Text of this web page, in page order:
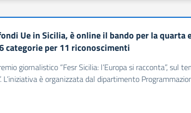
Ue in Sicilia, è online il bando per la
categorie per 11 riconoscimenti
giornalistico “Fesr Sicilia: l’Europa si racconta”, sul
L’iniziativa è organizzata dal dipartimento